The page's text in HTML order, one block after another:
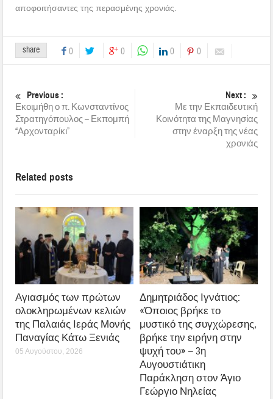
αποφοιτήσαντες της περασμένης χρονιάς.
share 0 0 0 0
Previous :
Εκοιμήθη ο π. Κωνσταντίνος
Στρατηγόπουλος – Εκπομπή
“Αρχονταρίκι”
Next :
Με την Εκπαιδευτική
Κοινότητα της Μαγνησίας
στην έναρξη της νέας
χρονιάς
Related posts
Αγιασμός των πρώτων
ολοκληρωμένων κελιών
της Παλαιάς Ιεράς Μονής
Παναγίας Κάτω Ξενιάς
05 Αυγούστου, 2026
Δημητριάδος Ιγνάτιος:
«Όποιος βρήκε το
μυστικό της συγχώρεσης,
βρήκε την ειρήνη στην
ψυχή του» – 3η
Αυγουστιάτικη
Παράκληση στον Άγιο
Γεώργιο Νηλείας